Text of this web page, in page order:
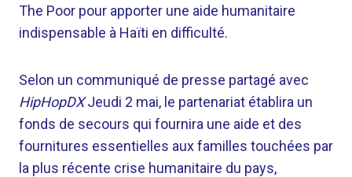
The Poor pour apporter une aide humanitaire
indispensable à Haïti en difficulté.
Selon un communiqué de presse partagé avec
HipHopDXJeudi 2 mai, le partenariat établira un
fonds de secours qui fournira une aide et des
fournitures essentielles aux familles touchées par
la plus récente crise humanitaire du pays,